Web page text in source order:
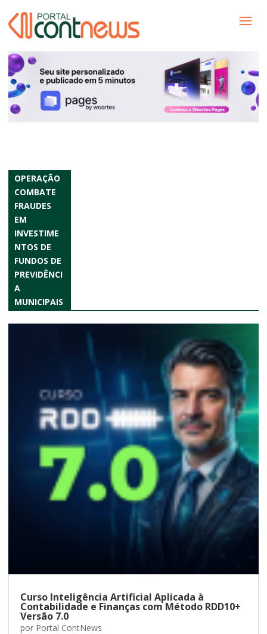
OPERAÇÃO
COMBATE
FRAUDES
EM
INVESTIME
NTOS DE
FUNDOS DE
PREVIDÊNCI
A
MUNICIPAIS
Curso Inteligência Artificial Aplicada à
Contabilidade e Finanças com Método RDD10+
Versão 7.0
por Portal ContNews